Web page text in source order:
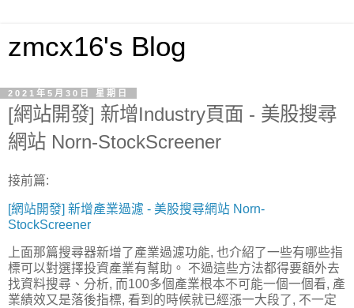
zmcx16's Blog
2021年5月30日 星期日
[網站開發] 新增Industry頁面 - 美股搜尋
網站 Norn-StockScreener
接前篇:
[網站開發] 新增產業過濾 - 美股搜尋網站 Norn-
StockScreener
上面那篇搜尋器新增了產業過濾功能, 也介紹了一些有哪些指
標可以對選擇投資產業有幫助。 不過這些方法都得要額外去
找資料搜尋、分析, 而100多個產業根本不可能一個一個看, 產
業績效又是落後指標, 看到的時候就已經漲一大段了, 不一定